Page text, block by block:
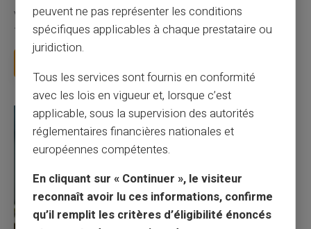
Vous avez tapé cette recherche parce que votre banque vous
facture 50 € par an pour une carte que vo...
peuvent ne pas représenter les conditions
spécifiques applicables à chaque prestataire ou
juridiction.
Tous les services sont fournis en conformité
avec les lois en vigueur et, lorsque c’est
applicable, sous la supervision des autorités
réglementaires financières nationales et
européennes compétentes.
En cliquant sur « Continuer », le visiteur
reconnaît avoir lu ces informations, confirme
qu’il remplit les critères d’éligibilité énoncés